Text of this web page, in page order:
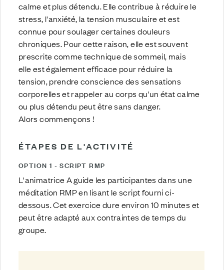
calme et plus détendu. Elle contribue à réduire le
stress, l'anxiété, la tension musculaire et est
connue pour soulager certaines douleurs
chroniques. Pour cette raison, elle est souvent
prescrite comme technique de sommeil, mais
elle est également efficace pour réduire la
tension, prendre conscience des sensations
corporelles et rappeler au corps qu'un état calme
ou plus détendu peut être sans danger.
Alors commençons !
ÉTAPES DE L'ACTIVITÉ
OPTION 1 - SCRIPT RMP
L'animatrice A guide les participantes dans une
méditation RMP en lisant le script fourni ci-
dessous. Cet exercice dure environ 10 minutes et
peut être adapté aux contraintes de temps du
groupe.